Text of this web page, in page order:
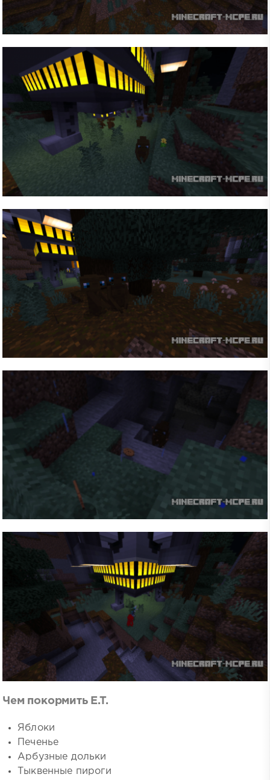
Чем покормить E.T.
Яблоки
Печенье
Арбузные дольки
Тыквенные пироги